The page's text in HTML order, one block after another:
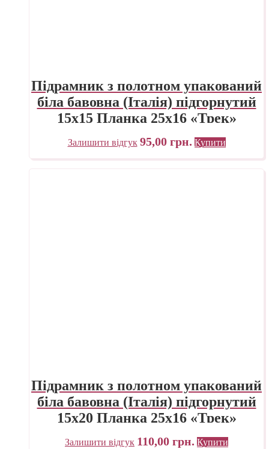
Підрамник з полотном упакований
біла бавовна (Італія) підгорнутий
15х15 Планка 25х16 «Трек»
Україна
Залишити відгук 95,00 грн. Купити
Підрамник з полотном упакований
біла бавовна (Італія) підгорнутий
15х20 Планка 25х16 «Трек»
Україна
Залишити відгук 110,00 грн. Купити